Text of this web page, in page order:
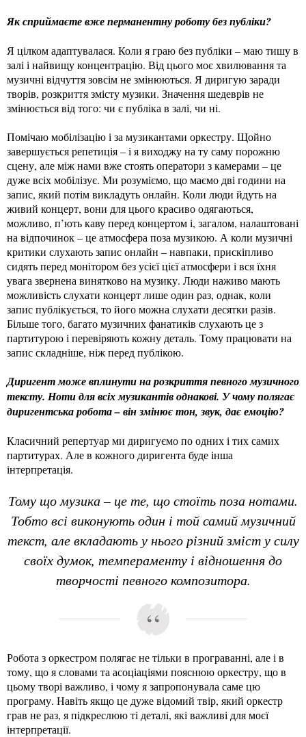
Як сприймаєте вже перманентну роботу без публіки?
Я цілком адаптувалася. Коли я граю без публіки – маю тишу в
залі і найвищу концентрацію. Від цього моє хвилювання та
музичні відчуття зовсім не змінюються. Я диригую заради
творів, розкриття змісту музики. Значення шедеврів не
змінюється від того: чи є публіка в залі, чи ні.
Помічаю мобілізацію і за музикантами оркестру. Щойно
завершується репетиція – і я виходжу на ту саму порожню
сцену, але між нами вже стоять оператори з камерами – це
дуже всіх мобілізує. Ми розуміємо, що маємо дві години на
запис, який потім викладуть онлайн. Коли люди йдуть на
живий концерт, вони для цього красиво одягаються,
можливо, п’ють каву перед концертом і, загалом, налаштовані
на відпочинок – це атмосфера поза музикою. А коли музичні
критики слухають запис онлайн – навпаки, прискіпливо
сидять перед монітором без усієї цієї атмосфери і вся їхня
увага звернена винятково на музику. Люди наживо мають
можливість слухати концерт лише один раз, однак, коли
запис публікується, то його можна слухати десятки разів.
Більше того, багато музичних фанатиків слухають це з
партитурою і перевіряють кожну деталь. Тому працювати на
запис складніше, ніж перед публікою.
Диригент може вплинути на розкриття певного музичного
тексту. Ноти для всіх музикантів однакові. У чому полягає
диригентська робота – він змінює тон, звук, дає емоцію?
Класичний репертуар ми диригуємо по одних і тих самих
партитурах. Але в кожного диригента буде інша
інтерпретація.
Тому що музика – це те, що стоїть поза нотами.
Тобто всі виконують один і той самий музичний
текст, але вкладають у нього різний зміст у силу
своїх думок, темпераменту і відношення до
творчості певного композитора.
Робота з оркестром полягає не тільки в програванні, але і в
тому, що я словами та асоціаціями пояснюю оркестру, що в
цьому творі важливо, і чому я запропонувала саме цю
програму. Навіть якщо це дуже відомий твір, який оркестр
грав не раз, я підкреслюю ті деталі, які важливі для моєї
інтерпретації.